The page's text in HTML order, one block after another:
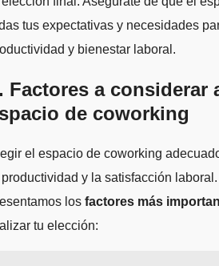
tus expectativas y necesidades
y bienestar laboral.
Factores a considerar
de coworking
el espacio de coworking
y la satisfacción
los factores más
tu elección: